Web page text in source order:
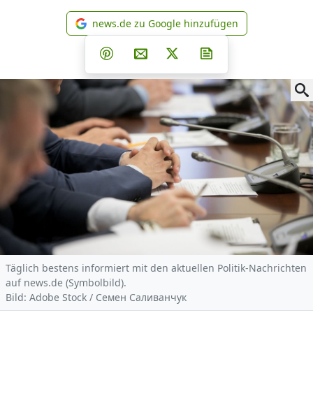
news.de zu Google
news.de zu Google hinzufügen
Teilen auf Facebook
Teilen auf Whatsapp
Teilen auf Telegram
Teilen auf Pinterest
Per E-Mail teilen
Post auf X
Täglich bestens informiert mit den aktuellen Politik-Nachrichten
auf news.de (Symbolbild).
Bild: Adobe Stock / Семен Саливанчук